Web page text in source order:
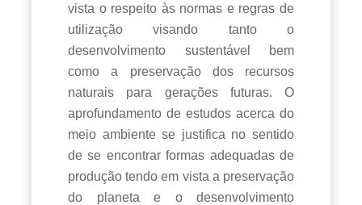
vista o respeito às normas e regras de
utilização visando tanto o
desenvolvimento sustentável bem
como a preservação dos recursos
naturais para gerações futuras. O
aprofundamento de estudos acerca do
meio ambiente se justifica no sentido
de se encontrar formas adequadas de
produção tendo em vista a preservação
do planeta e o desenvolvimento